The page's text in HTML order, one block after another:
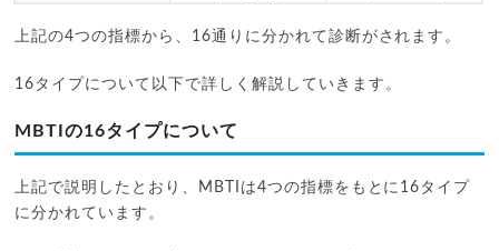
上記の4つの指標から、16通りに分かれて診断がされます。
16タイプについて以下で詳しく解説していきます。
MBTIの16タイプについて
上記で説明したとおり、MBTIは4つの指標をもとに16タイプ
に分かれています。